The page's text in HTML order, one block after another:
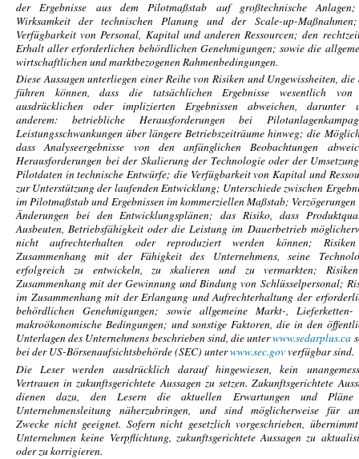
der Ergebnisse aus dem Pilotmaßstab auf großtechnische
Wirksamkeit der technischen Planung und der Scale-up-
Verfügbarkeit von Personal, Kapital und anderen Ressourcen; den
Erhalt aller erforderlichen behördlichen Genehmigungen; sowie die
wirtschaftlichen und marktbezogenen Rahmenbedingungen.
Diese Aussagen unterliegen einer Reihe von Risiken und Ungewissheiten, die
führen können, dass die tatsächlichen Ergebnisse wesentlich von
ausdrücklichen oder implizierten Ergebnissen abweichen, darunter
anderem: betriebliche Herausforderungen bei
Leistungsschwankungen über längere Betriebszeiträume hinweg; die
dass Analyseergebnisse von den anfänglichen Beobachtungen
Herausforderungen bei der Skalierung der Technologie oder der
Pilotdaten in technische Entwürfe; die Verfügbarkeit von Kapital und
zur Unterstützung der laufenden Entwicklung; Unterschiede zwischen
im Pilotmaßstab und Ergebnissen im kommerziellen Maßstab; Verzögerungen
Änderungen bei den Entwicklungsplänen; das Risiko, dass
Ausbeuten, Betriebsfähigkeit oder die Leistung im Dauerbetrieb
nicht aufrechterhalten oder reproduziert werden können;
Zusammenhang mit der Fähigkeit des Unternehmens, seine
erfolgreich zu entwickeln, zu skalieren und zu vermarkten;
Zusammenhang mit der Gewinnung und Bindung von Schlüsselpersonal;
im Zusammenhang mit der Erlangung und Aufrechterhaltung der
behördlichen Genehmigungen; sowie allgemeine Markt-,
makroökonomische Bedingungen; und sonstige Faktoren, die in den
Unterlagen des Unternehmens beschrieben sind, die unterwww.sedarplus.ca
bei der US-Börsenaufsichtsbehörde (SEC) unterwww.sec.govverfügbar sind.
Die Leser werden ausdrücklich darauf hingewiesen, kein
Vertrauen in zukunftsgerichtete Aussagen zu setzen. Zukunftsgerichtete
dienen dazu, den Lesern die aktuellen Erwartungen und
Unternehmensleitung näherzubringen, und sind möglicherweise für
Zwecke nicht geeignet. Sofern nicht gesetzlich vorgeschrieben,
Unternehmen keine Verpflichtung, zukunftsgerichtete Aussagen zu
oder zu korrigieren.